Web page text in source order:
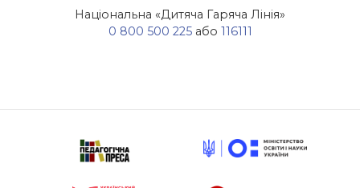
Національна «Дитяча Гаряча Лінія»
0 800 500 225або 116111